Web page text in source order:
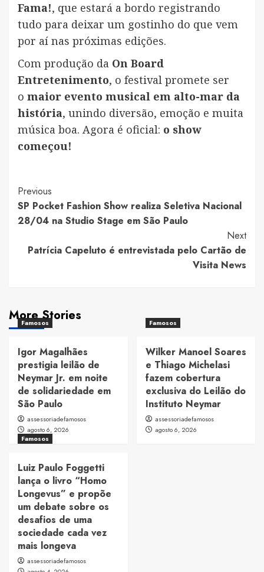
Fama!, que estará a bordo registrando
tudo para deixar um gostinho do que vem
por aí nas próximas edições.
Com produção da On Board
Entretenimento, o festival promete ser
o maior evento musical em alto-mar da
história, unindo diversão, emoção e muita
música boa. Agora é oficial: o show
começou!
Post
Navigation
Previous
SP Pocket Fashion Show realiza Seletiva Nacional
28/04 na Studio Stage em São Paulo
Next
Patrícia Capeluto é entrevistada pelo Cartão de
Visita News
More Stories
Famosos
Igor Magalhães
prestigia leilão de
Neymar Jr. em noite
de solidariedade em
São Paulo
assessoriadefamosos
agosto 6, 2026
Famosos
Wilker Manoel Soares
e Thiago Michelasi
fazem cobertura
exclusiva do Leilão do
Instituto Neymar
assessoriadefamosos
agosto 6, 2026
Famosos
Luiz Paulo Foggetti
lança o livro “Homo
Longevus” e propõe
um debate sobre os
desafios de uma
sociedade cada vez
mais longeva
assessoriadefamosos